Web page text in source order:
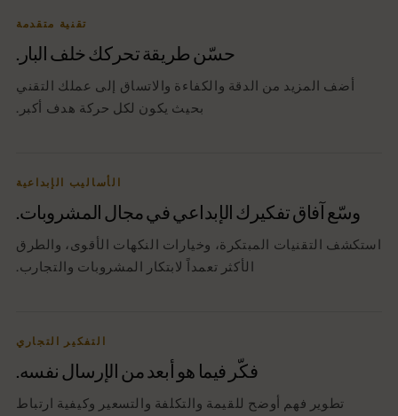
تقنية متقدمة
حسّن طريقة تحركك خلف البار.
أضف المزيد من الدقة والكفاءة والاتساق إلى عملك التقني
بحيث يكون لكل حركة هدف أكبر.
الأساليب الإبداعية
وسّع آفاق تفكيرك الإبداعي في مجال المشروبات.
استكشف التقنيات المبتكرة، وخيارات النكهات الأقوى، والطرق
الأكثر تعمداً لابتكار المشروبات والتجارب.
التفكير التجاري
فكّر فيما هو أبعد من الإرسال نفسه.
تطوير فهم أوضح للقيمة والتكلفة والتسعير وكيفية ارتباط